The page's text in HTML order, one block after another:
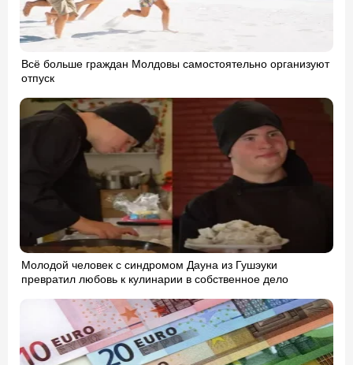
Всё больше граждан Молдовы самостоятельно организуют
отпуск
Молодой человек с синдромом Дауна из Гушэуки
превратил любовь к кулинарии в собственное дело